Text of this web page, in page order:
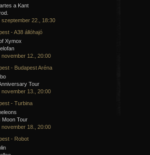
a Kant
szeptember 22., 18:30
- A38 állóhajó
Xymox
november 12., 20:00
- Budapest Aréna
Tour
november 13., 20:00
- Turbina
Moon Tour
november 18., 20:00
- Robot